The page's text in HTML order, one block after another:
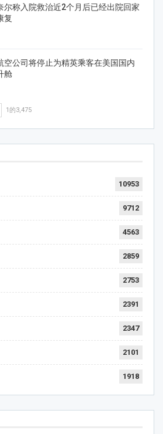
尔称入院救治近2个月后已经出院回家
复
空公司将停止为精英乘客在美国国内
舱
1的3,475
10953
9712
4563
2859
2753
2391
2347
2101
1918